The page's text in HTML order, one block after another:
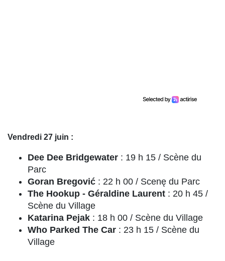
Vendredi 27 juin :
Dee Dee Bridgewater : 19 h 15 / Scène du
Parc
Goran Bregović : 22 h 00 / Scenę du Parc
The Hookup - Géraldine Laurent : 20 h 45 /
Scène du Village
Katarina Pejak : 18 h 00 / Scène du Village
Who Parked The Car : 23 h 15 / Scène du
Village